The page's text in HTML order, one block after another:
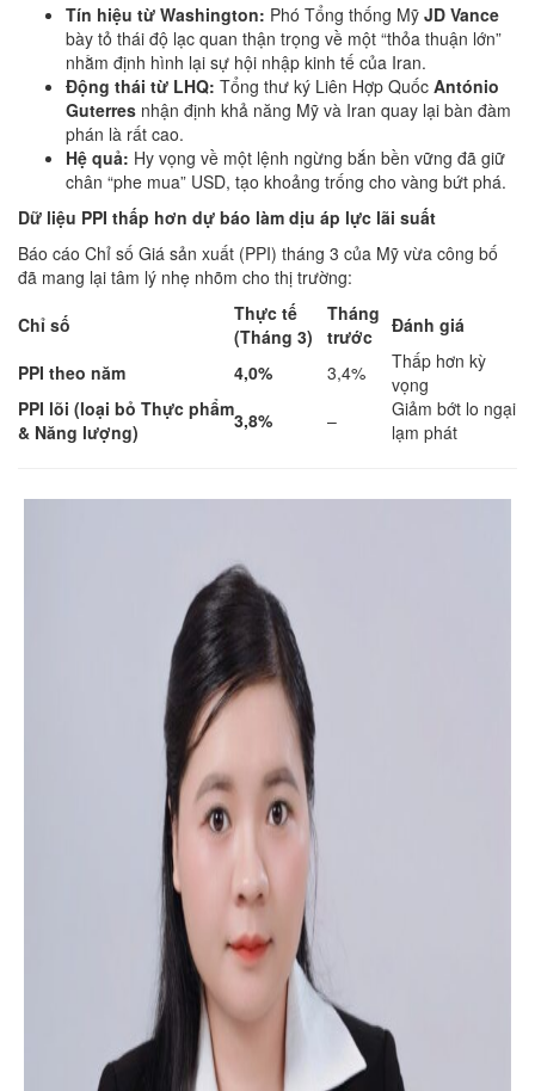
Tín hiệu từ Washington: Phó Tổng thống Mỹ JD Vance
bày tỏ thái độ lạc quan thận trọng về một “thỏa thuận lớn”
nhằm định hình lại sự hội nhập kinh tế của Iran.
Động thái từ LHQ: Tổng thư ký Liên Hợp Quốc António
Guterres nhận định khả năng Mỹ và Iran quay lại bàn đàm
phán là rất cao.
Hệ quả: Hy vọng về một lệnh ngừng bắn bền vững đã giữ
chân “phe mua” USD, tạo khoảng trống cho vàng bứt phá.
Dữ liệu PPI thấp hơn dự báo làm dịu áp lực lãi suất
Báo cáo Chỉ số Giá sản xuất (PPI) tháng 3 của Mỹ vừa công bố
đã mang lại tâm lý nhẹ nhõm cho thị trường:
Chỉ số
Thực tế
(Tháng 3)
Tháng
trước
Đánh giá
PPI theo năm
4,0% 3,4%
Thấp hơn kỳ
vọng
PPI lõi (loại bỏ Thực phẩm
& Năng lượng)
3,8% –
Giảm bớt lo ngại
lạm phát